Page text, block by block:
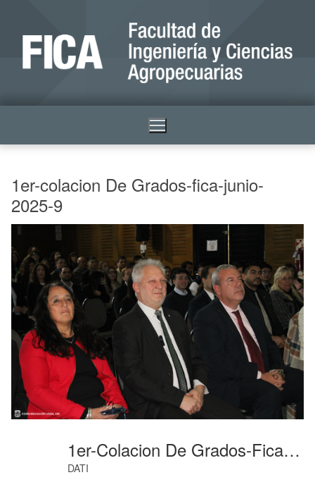
1er-colacion De Grados-fica-junio-
2025-9
1er-Colacion De Grados-Fica-Junio-2025-9
DATI